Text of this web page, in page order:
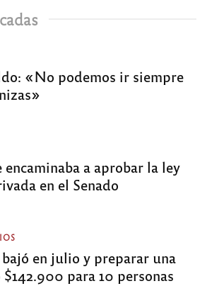
«No podemos ir siempre
a aprobar la ley
en el Senado
en julio y preparar una
para 10 personas